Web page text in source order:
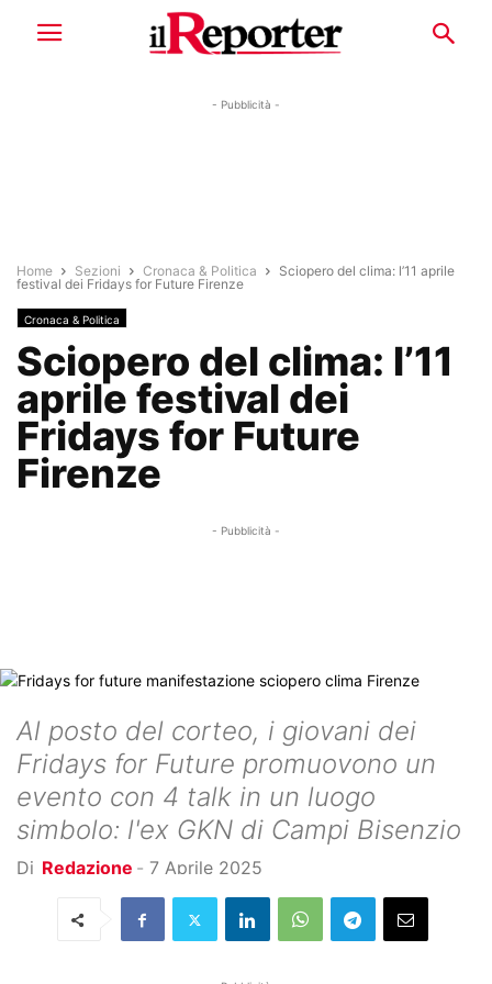
- Pubblicità -
Home Sezioni Cronaca & Politica
Sciopero del clima: l’11 aprile
festival dei Fridays for Future Firenze
Cronaca & Politica
Sciopero del clima: l’11
aprile festival dei
Fridays for Future
Firenze
- Pubblicità -
Al posto del corteo, i giovani dei
Fridays for Future promuovono un
evento con 4 talk in un luogo
simbolo: l'ex GKN di Campi Bisenzio
Di Redazione - 7 Aprile 2025